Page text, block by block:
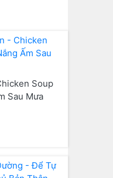
Soup
Sau Mưa